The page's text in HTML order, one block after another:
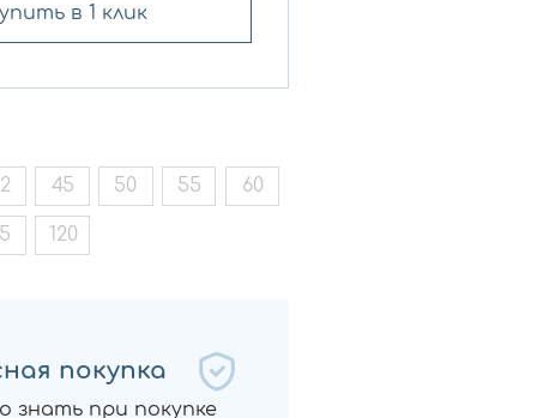
в 1 клик
45 50 55 60
120
покупка
знать при покупке